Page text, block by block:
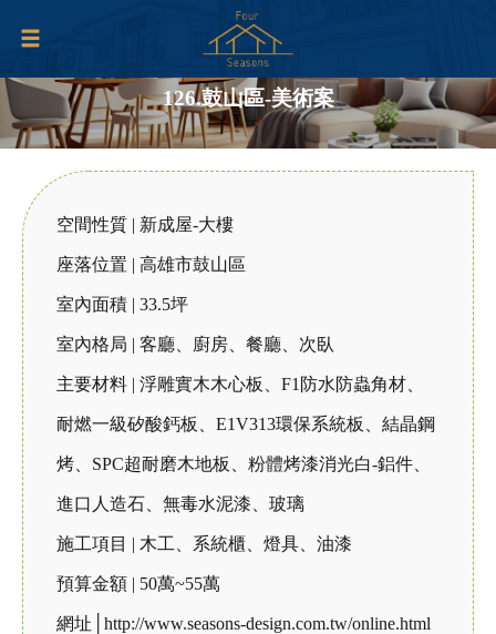
126.鼓山區-美術案
空間性質 | 新成屋-大樓
座落位置 | 高雄市鼓山區
室內面積 | 33.5坪
室內格局 | 客廳、廚房、餐廳、次臥
主要材料 | 浮雕實木木心板、F1防水防蟲角材、
耐燃一級矽酸鈣板、E1V313環保系統板、結晶鋼
烤、SPC超耐磨木地板、粉體烤漆消光白-鋁件、
進口人造石、無毒水泥漆、玻璃
施工項目 | 木工、系統櫃、燈具、油漆
預算金額 | 50萬~55萬
網址│ http://www.seasons-design.com.tw/online.html